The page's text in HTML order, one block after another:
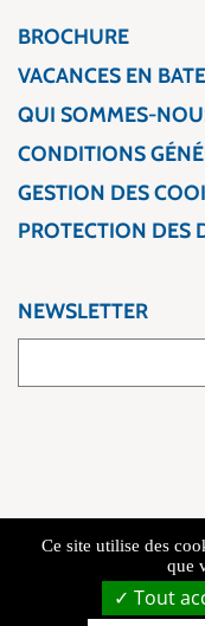
BROCHURE
VACANCES EN
QUI SOMMES-
CONDITIONS
GESTION DES
PROTECTION DES
NEWSLETTER
Ce site utilise des
que
Tout